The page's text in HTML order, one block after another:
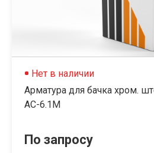
Нет в наличии
Арматура для бачка хром.
АС-6.1М
По запросу